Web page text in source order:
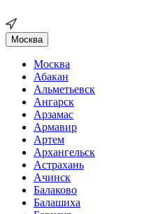
Москва
Москва
Абакан
Альметьевск
Ангарск
Арзамас
Армавир
Артем
Архангельск
Астрахань
Ачинск
Балаково
Балашиха